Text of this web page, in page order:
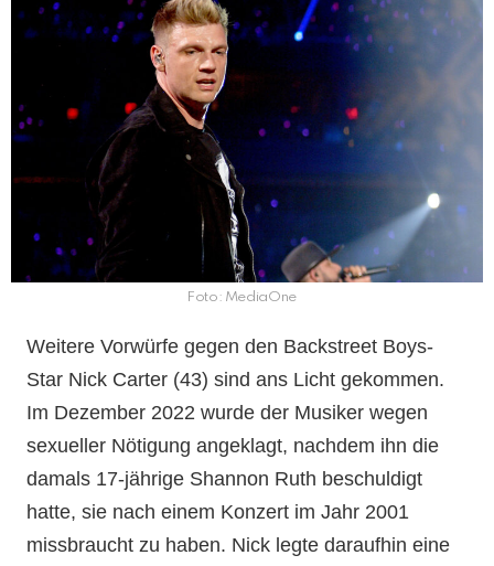
Foto: MediaOne
Weitere Vorwürfe gegen den Backstreet Boys-
Star Nick Carter (43) sind ans Licht gekommen.
Im Dezember 2022 wurde der Musiker wegen
sexueller Nötigung angeklagt, nachdem ihn die
damals 17-jährige Shannon Ruth beschuldigt
hatte, sie nach einem Konzert im Jahr 2001
missbraucht zu haben. Nick legte daraufhin eine